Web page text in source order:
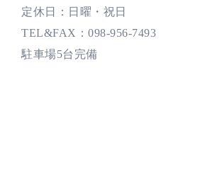
定休日：日曜・祝日
TEL&FAX：098-956-7493
駐車場5台完備